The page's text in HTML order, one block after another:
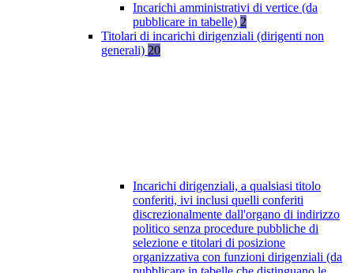
Incarichi amministrativi di vertice (da
pubblicare in tabelle) 2
Titolari di incarichi dirigenziali (dirigenti non
generali) 20
Incarichi dirigenziali, a qualsiasi titolo
conferiti, ivi inclusi quelli conferiti
discrezionalmente dall'organo di indirizzo
politico senza procedure pubbliche di
selezione e titolari di posizione
organizzativa con funzioni dirigenziali (da